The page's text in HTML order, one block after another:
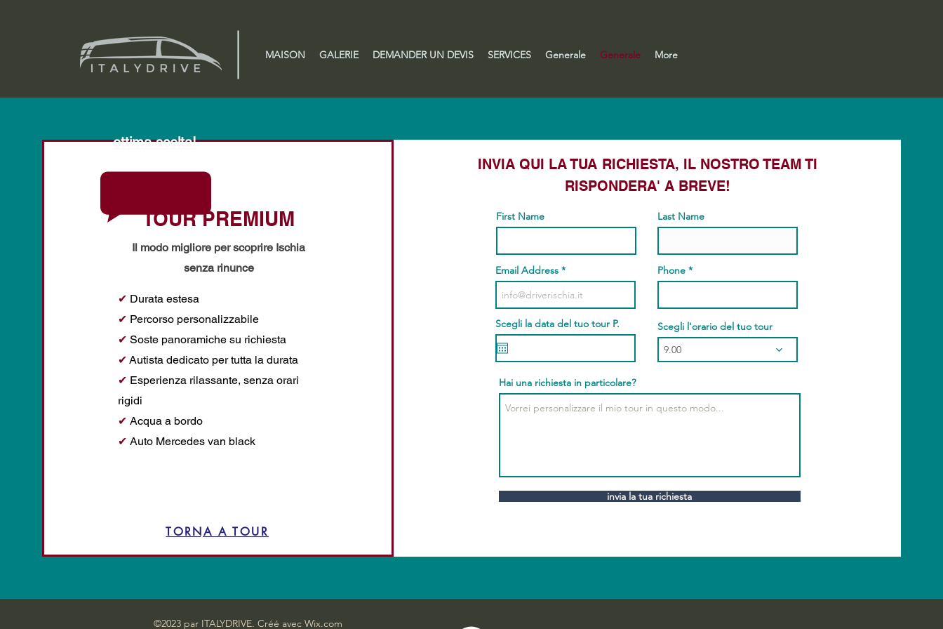
MAISON GALERIE DEMANDER UN DEVIS SERVICES Generale Generale More
ottima scelta!
TOUR PREMIUM
Il modo migliore per scoprire Ischia
senza rinunce
✔ Durata estesa
✔ Percorso personalizzabile
✔ Soste panoramiche su richiesta
✔ Autista dedicato per tutta la durata
✔ Esperienza rilassante, senza orari
rigidi
✔ Acqua a bordo
✔ Auto Mercedes van black
TORNA A TOUR
First Name
Email Address
Scegli la data del tuo tour P.
Last Name
Phone
Scegli l'orario del tuo tour
9.00
Hai una richiesta in particolare?
invia la tua richiesta
INVIA QUI LA TUA RICHIESTA, IL NOSTRO TEAM TI
RISPONDERA' A BREVE!
©2023 par ITALYDRIVE. Créé avec Wix.com